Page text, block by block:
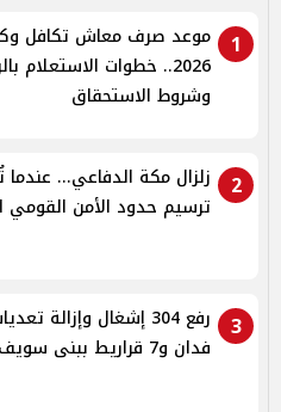
1
موعد صرف معاش تكافل
2026.. خطوات الاستعلام
وشروط الاستحقاق
2
زلزال مكة الدفاعي...
ترسيم حدود الأمن القومي
3
رفع 304 إشغال وإزالة
فدان و7 قراريط ببنى سويف